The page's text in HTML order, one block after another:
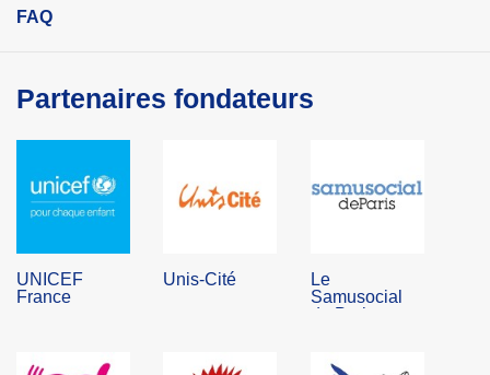
FAQ
Partenaires fondateurs
UNICEF
France
Unis-Cité
Le
Samusocial
de Paris